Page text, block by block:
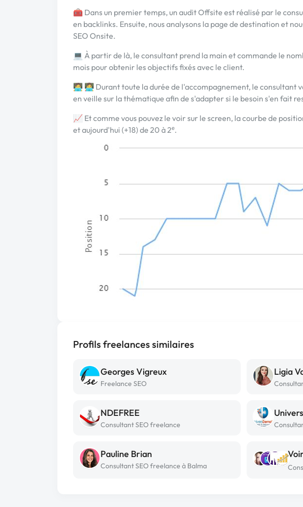
🧰 Dans un premier temps, un audit Offsite est réalisé par le
en backlinks. Ensuite, nous analysons la page de destination et
SEO Onsite.
💻 À partir de là, le consultant prend la main et commande le
mois pour obtenir les objectifs fixés avec le client.
🧑‍💻 👩‍💻 Durant toute la durée de l'accompagnement, le
en veille sur la thématique afin de s'adapter si le besoin s'en fait
📈 Et comme vous pouvez le voir sur le screen, la courbe de
et aujourd'hui (+18) de 20 à 2ᵉ.
Profils freelances similaires
Georges Vigreux
Freelance SEO
Ligia
NDEFREE
Consultant SEO freelance
Pauline Brian
Consultant SEO freelance à Balma